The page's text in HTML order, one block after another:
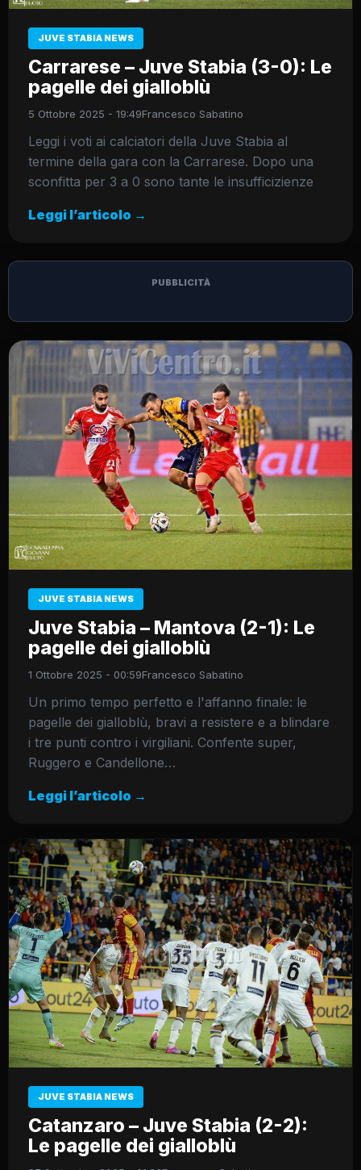
JUVE STABIA NEWS
Carrarese – Juve Stabia (3-0): Le
pagelle dei gialloblù
5 Ottobre 2025 - 19:49Francesco Sabatino
Leggi i voti ai calciatori della Juve Stabia al
termine della gara con la Carrarese. Dopo una
sconfitta per 3 a 0 sono tante le insufficizienze
Leggi l’articolo →
PUBBLICITÀ
JUVE STABIA NEWS
Juve Stabia – Mantova (2-1): Le
pagelle dei gialloblù
1 Ottobre 2025 - 00:59Francesco Sabatino
Un primo tempo perfetto e l'affanno finale: le
pagelle dei gialloblù, bravi a resistere e a blindare
i tre punti contro i virgiliani. Confente super,
Ruggero e Candellone…
Leggi l’articolo →
JUVE STABIA NEWS
Catanzaro – Juve Stabia (2-2):
Le pagelle dei gialloblù